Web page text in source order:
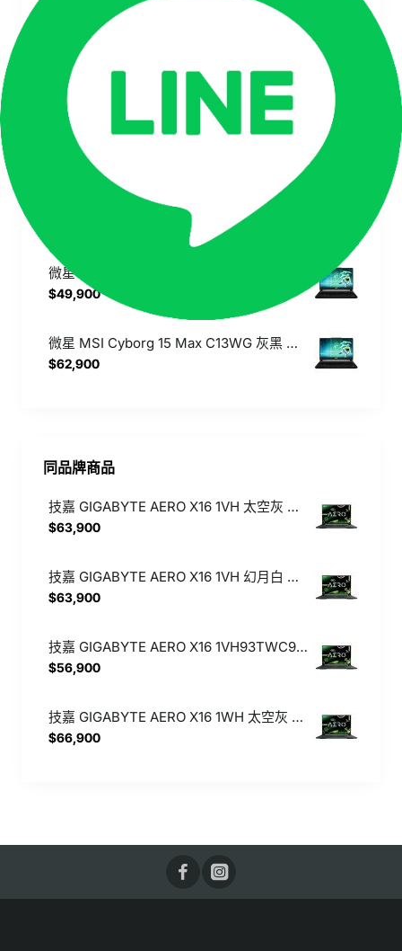
相似商品
$72,900
$49,900
微星 MSI Cyborg 15 Max C13WG 灰黑 記憶體直升32G 硬碟直升1TB 送電競耳機【i7-13620H/RTX 5070 8G/FHD/144Hz/Win11】15.6吋 雙碟特仕版電競筆電
$62,900
同品牌商品
技嘉 GIGABYTE AERO X16 1VH 太空灰 直升32G記憶體【Ryzen Al 7 350/RTX 5060 8G/1TB SSD/QHD+/165Hz/Win11】16吋 特仕版輕薄AI電競筆電
$63,900
技嘉 GIGABYTE AERO X16 1VH 幻月白 直升32G記憶體【Ryzen Al 7 350/RTX 5060 8G/1TB SSD/QHD+/165Hz/Win11】16吋 特仕版輕薄AI電競筆電
$63,900
技嘉 GIGABYTE AERO X16 1VH93TWC94DH 幻月白【Ryzen Al 7 350/16G/RTX 5060 8G/1TB SSD/QHD+/165Hz/Win11】16吋 輕薄AI電競筆電
$56,900
技嘉 GIGABYTE AERO X16 1WH 太空灰 直升32G記憶體 送電競耳機【Ryzen Al 7 350/RTX 5070 8G/1TB SSD/QHD+/165Hz/Win11】16吋 特仕版輕薄AI電競筆電
$66,900